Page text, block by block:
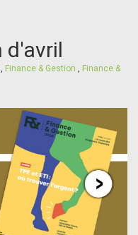
d'avril
, Finance & Gestion , Finance &